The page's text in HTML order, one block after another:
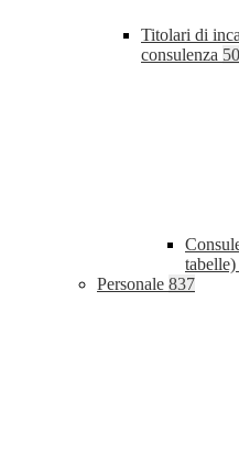
Titolari di
consulenza 50
tabelle)
Personale 837